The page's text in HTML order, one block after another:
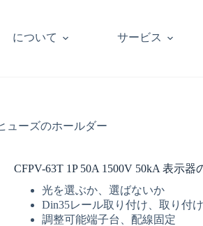
について サービス
ューズのホールダー
CFPV-63T 1P 50A 1500V 50kA 表示
光を選ぶか、選ばないか
Din35レール取り付け、取り付
調整可能端子台、配線固定